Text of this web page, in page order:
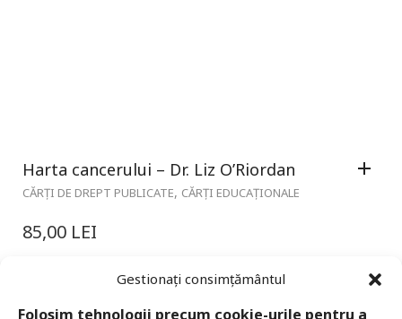
Gestionați consimțământul
Folosim tehnologii precum cookie-urile pentru a
Harta cancerului – Dr. Liz O’Riordan
CĂRȚI DE DREPT PUBLICATE, CĂRȚI EDUCAȚIONALE
85,00 LEI